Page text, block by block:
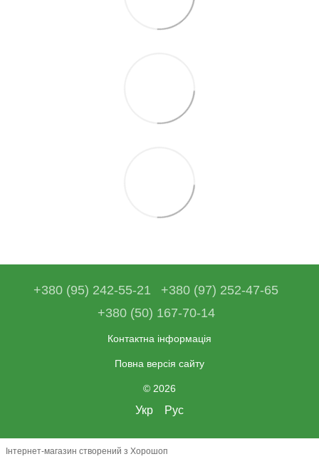
+380 (95) 242-55-21
+380 (97) 252-47-65
+380 (50) 167-70-14
Контактна інформація
Повна версія сайту
© 2026
Укр Рус
Інтернет-магазин створений з Хорошоп